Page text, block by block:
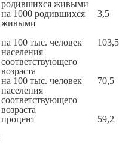
родившихся живыми
на 1000 родившихся
живыми
3,5
на 100 тыс. человек
населения
соответствующего
возраста
103,5
на 100 тыс. человек
населения
соответствующего
возраста
70,5
процент 59,2